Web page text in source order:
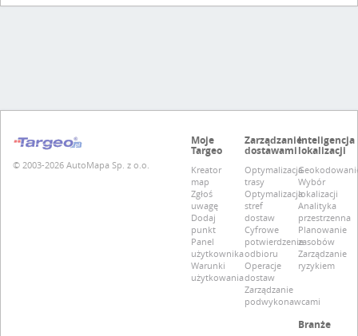
© 2003-2026 AutoMapa Sp. z o.o.
Moje
Targeo
Kreator
map
Zgłoś
uwagę
Dodaj
punkt
Panel
użytkownika
Warunki
użytkowania
Zarządzanie
dostawami
Optymalizacja
trasy
Optymalizacja
stref
dostaw
Cyfrowe
potwierdzenie
odbioru
Operacje
dostaw
Zarządzanie
podwykonawcami
Inteligencja
lokalizacji
Wybór
lokalizacji
Analityka
przestrzenna
Planowanie
zasobów
Zarządzanie
ryzykiem
Branże